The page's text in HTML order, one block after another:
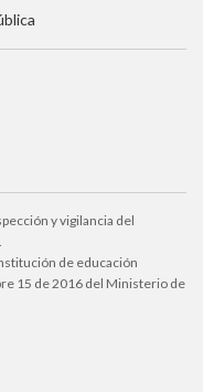
y vigilancia del
de educación
15 de 2016 del Ministerio de